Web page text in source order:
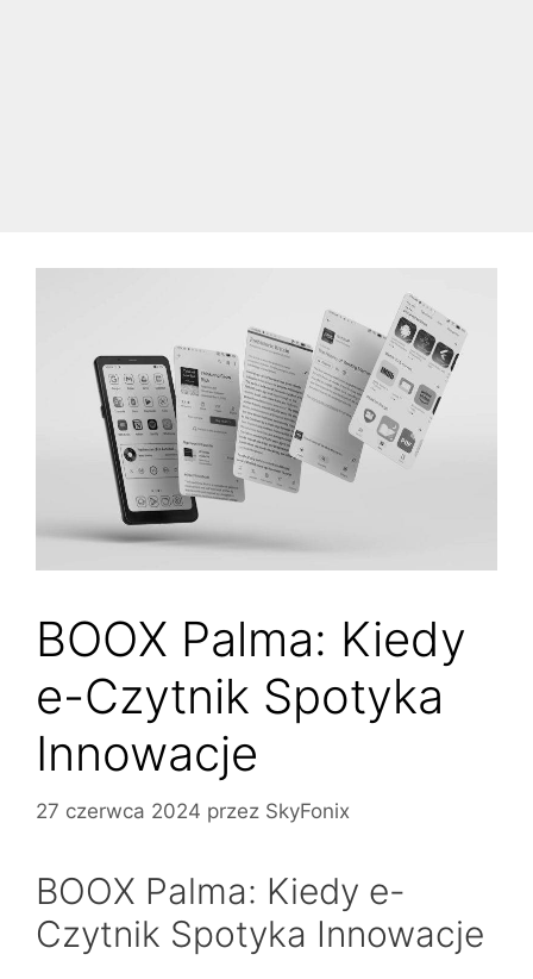
BOOX Palma: Kiedy
e-Czytnik Spotyka
Innowacje
27 czerwca 2024 przez SkyFonix
BOOX Palma: Kiedy e-
Czytnik Spotyka Innowacje